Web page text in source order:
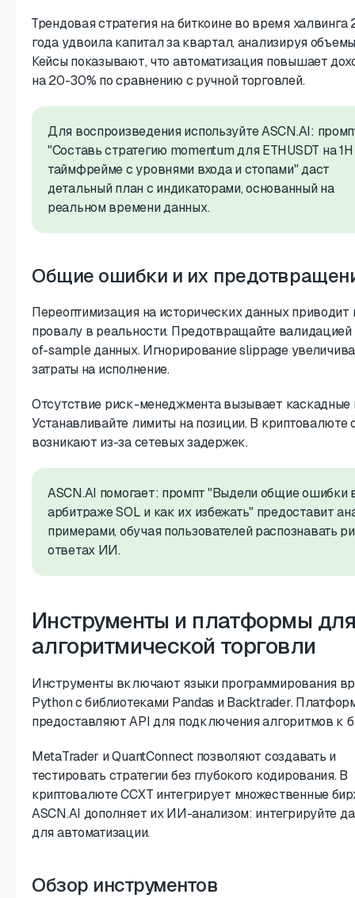
Трендовая стратегия на биткоине во время халвинга
года удвоила капитал за квартал, анализируя
Кейсы показывают, что автоматизация повышает
на 20-30% по сравнению с ручной торговлей.
Для воспроизведения используйте ASCN.AI:
"Составь стратегию momentum для ETHUSDT на 1H
таймфрейме с уровнями входа и стопами" даст
детальный план с индикаторами, основанный на
реальном времени данных.
Общие ошибки и их
Переоптимизация на исторических данных приводит
провалу в реальности. Предотвращайте
of-sample данных. Игнорирование slippage
затраты на исполнение.
Отсутствие риск-менеджмента вызывает каскадные
Устанавливайте лимиты на позиции. В криптовалюте
возникают из-за сетевых задержек.
ASCN.AI помогает: промпт "Выдели общие ошибки
арбитраже SOL и как их избежать" предоставит
примерами, обучая пользователей распознавать
ответах ИИ.
Инструменты и платформы
алгоритмической торговли
Инструменты включают языки программирования
Python с библиотеками Pandas и Backtrader.
предоставляют API для подключения алгоритмов к
MetaTrader и QuantConnect позволяют создавать и
тестировать стратегии без глубокого кодирования. В
криптовалюте CCXT интегрирует множественные
ASCN.AI дополняет их ИИ-анализом: интегрируйте
для автоматизации.
Обзор инструментов